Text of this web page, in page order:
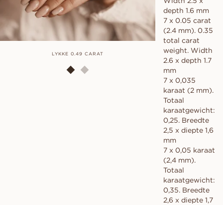
LYKKE 0.49 CARAT LYKKE
depth 1.6 mm
7 x 0.05 carat
(2.4 mm). 0.35
total carat
weight. Width
2.6 x depth 1.7
mm
7 x 0,035
karaat (2 mm).
Totaal
karaatgewicht:
0,25. Breedte
2,5 x diepte 1,6
mm
7 x 0,05 karaat
(2,4 mm).
Totaal
karaatgewicht:
0,35. Breedte
2,6 x diepte 1,7